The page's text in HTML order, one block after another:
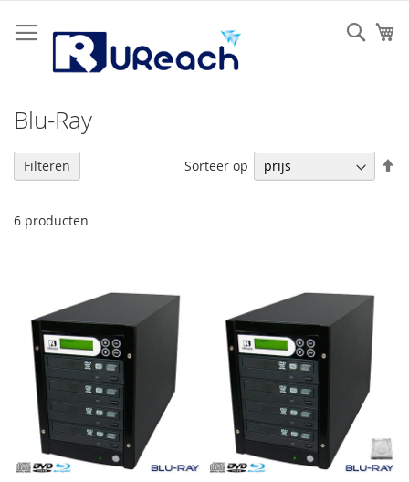
naar
de
Blu-Ray
6 producten
Sorteer op
Filteren